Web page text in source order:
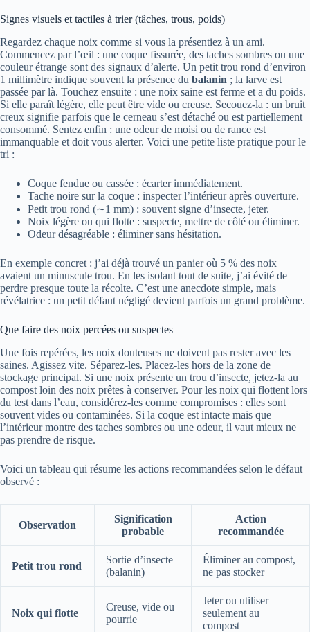
Signes visuels et tactiles à trier (tâches, trous, poids)
Regardez chaque noix comme si vous la présentiez à un ami.
Commencez par l’œil : une coque fissurée, des taches sombres ou une
couleur étrange sont des signaux d’alerte. Un petit trou rond d’environ
1 millimètre indique souvent la présence du balanin ; la larve est
passée par là. Touchez ensuite : une noix saine est ferme et a du poids.
Si elle paraît légère, elle peut être vide ou creuse. Secouez-la : un bruit
creux signifie parfois que le cerneau s’est détaché ou est partiellement
consommé. Sentez enfin : une odeur de moisi ou de rance est
immanquable et doit vous alerter. Voici une petite liste pratique pour le
tri :
Coque fendue ou cassée : écarter immédiatement.
Tache noire sur la coque : inspecter l’intérieur après ouverture.
Petit trou rond (∼1 mm) : souvent signe d’insecte, jeter.
Noix légère ou qui flotte : suspecte, mettre de côté ou éliminer.
Odeur désagréable : éliminer sans hésitation.
En exemple concret : j’ai déjà trouvé un panier où 5 % des noix
avaient un minuscule trou. En les isolant tout de suite, j’ai évité de
perdre presque toute la récolte. C’est une anecdote simple, mais
révélatrice : un petit défaut négligé devient parfois un grand problème.
Que faire des noix percées ou suspectes
Une fois repérées, les noix douteuses ne doivent pas rester avec les
saines. Agissez vite. Séparez-les. Placez-les hors de la zone de
stockage principal. Si une noix présente un trou d’insecte, jetez-la au
compost loin des noix prêtes à conserver. Pour les noix qui flottent lors
du test dans l’eau, considérez-les comme compromises : elles sont
souvent vides ou contaminées. Si la coque est intacte mais que
l’intérieur montre des taches sombres ou une odeur, il vaut mieux ne
pas prendre de risque.
Voici un tableau qui résume les actions recommandées selon le défaut
observé :
Observation
Signification
probable
Action
recommandée
Petit trou rond
Sortie d’insecte
(balanin)
Éliminer au compost,
ne pas stocker
Noix qui flotte
Creuse, vide ou
pourrie
Jeter ou utiliser
seulement au
compost